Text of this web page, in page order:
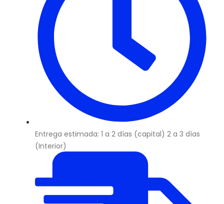
Entrega estimada: 1 a 2 días (capital) 2 a 3 días
(Interior)